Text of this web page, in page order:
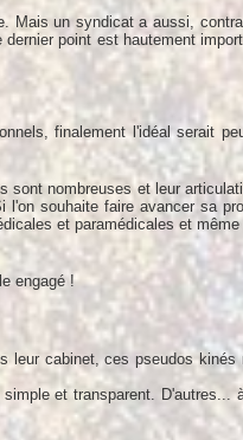
Mais un syndicat a aussi,
point est hautement
finalement l'idéal serait
sont nombreuses et leur
l'on souhaite faire avancer sa
et paramédicales et même
engagé !
leur cabinet, ces pseudos kinés
et transparent. D'autres...